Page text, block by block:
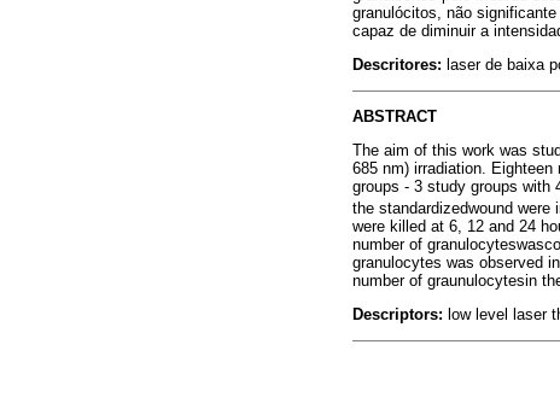
granulócitos, não
capaz de diminuir a
Descritores: laser de baixa
ABSTRACT
The aim of this work was
685 nm) irradiation.
groups - 3 study groups with
the standardizedwound were
were killed at 6, 12 and 24
number of
granulocytes was observed
number of graunulocytesin
Descriptors: low level laser